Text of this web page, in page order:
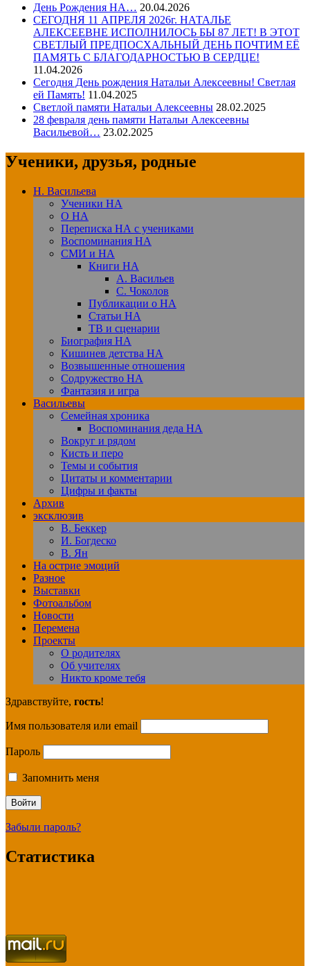
День Рождения НА… 20.04.2026
СЕГОДНЯ 11 АПРЕЛЯ 2026г. НАТАЛЬЕ
АЛЕКСЕЕВНЕ ИСПОЛНИЛОСЬ БЫ 87 ЛЕТ! В ЭТОТ
СВЕТЛЫЙ ПРЕДПОСХАЛЬНЫЙ ДЕНЬ ПОЧТИМ ЕЁ
ПАМЯТЬ С БЛАГОДАРНОСТЬЮ В СЕРДЦЕ!
11.04.2026
Сегодня День рождения Натальи Алексеевны! Светлая
ей Память! 11.04.2025
Светлой памяти Натальи Алексеевны 28.02.2025
28 февраля день памяти Натальи Алексеевны
Васильевой… 23.02.2025
Ученики, друзья, родные
Н. Васильева
Ученики НА
О НА
Переписка НА с учениками
Воспоминания НА
СМИ и НА
Книги НА
А. Васильев
С. Чоколов
Публикации о НА
Статьи НА
ТВ и сценарии
Биография НА
Кишинев детства НА
Возвышенные отношения
Содружество НА
Фантазия и игра
Васильевы
Семейная хроника
Воспоминания деда НА
Вокруг и рядом
Кисть и перо
Темы и события
Цитаты и комментарии
Цифры и факты
Архив
эксклюзив
В. Беккер
И. Богдеско
В. Ян
На острие эмоций
Разное
Выставки
Фотоальбом
Новости
Перемена
Проекты
О родителях
Об учителях
Никто кроме тебя
Здравствуйте, гость!
Имя пользователя или email
Пароль
Запомнить меня
Забыли пароль?
Статистика